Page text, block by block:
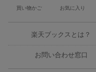
買い物かご お気に入り
楽天ブックスとは？
お問い合わせ窓口